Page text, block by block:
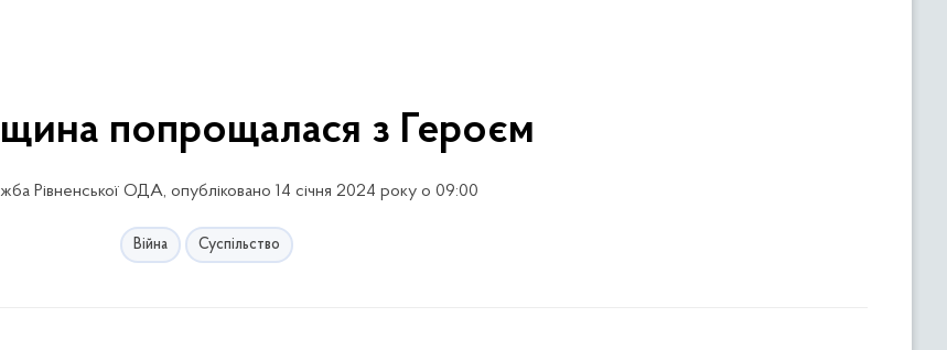
попрощалася з Героєм
Рівненської ОДА, опубліковано 14 січня 2024 року о 09:00
Війна Суспільство